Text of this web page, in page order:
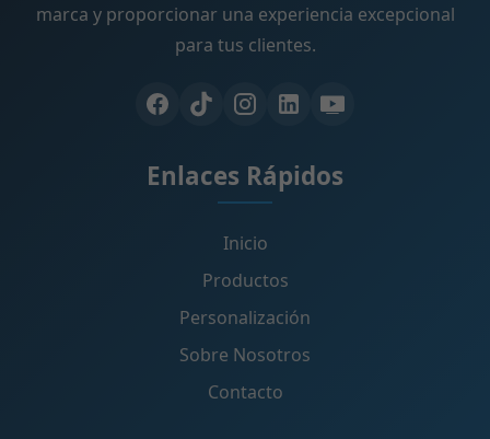
marca y proporcionar una experiencia excepcional
para tus clientes.
Enlaces Rápidos
Inicio
Productos
Personalización
Sobre Nosotros
Contacto